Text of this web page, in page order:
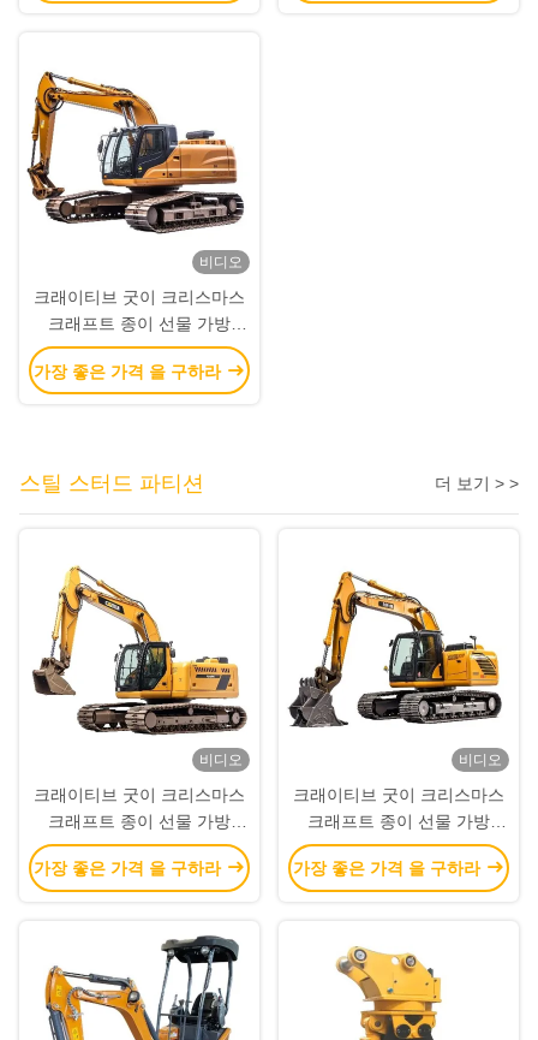
비디오
크래이티브 굿이 크리스마스
크래프트 종이 선물 가방
Xmas 장식 파티에 자신의 로
고와
가장 좋은 가격 을 구하라
스틸 스터드 파티션 더 보기 > >
비디오
크래이티브 굿이 크리스마스
크래프트 종이 선물 가방
Xmas 장식 파티에 자신의 로
고와
가장 좋은 가격 을 구하라
비디오
크래이티브 굿이 크리스마스
크래프트 종이 선물 가방
Xmas 장식 파티에 자신의 로
고와
가장 좋은 가격 을 구하라